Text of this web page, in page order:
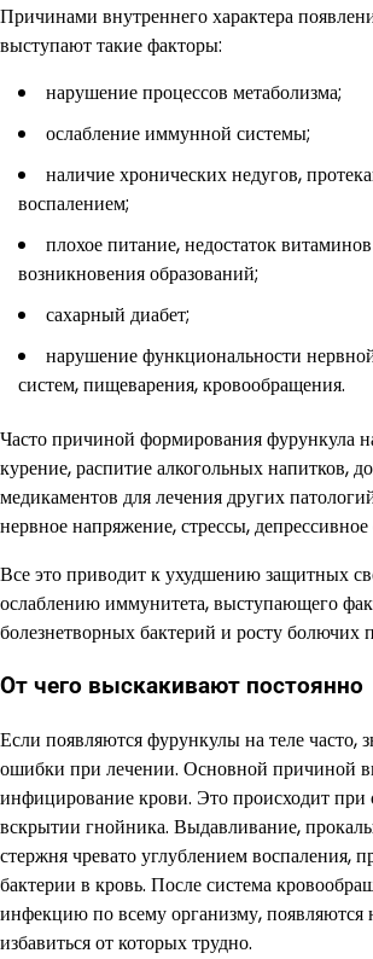
Причинами внутреннего характера
выступают такие факторы:
нарушение процессов метаболизма;
ослабление иммунной системы;
наличие хронических недугов,
воспалением;
плохое питание, недостаток
возникновения образований;
сахарный диабет;
нарушение функциональности
систем, пищеварения, кровообращения.
Часто причиной формирования фурункула
курение, распитие алкогольных напитков,
медикаментов для лечения других
нервное напряжение, стрессы, депрессивное
Все это приводит к ухудшению защитных
ослаблению иммунитета, выступающего
болезнетворных бактерий и росту болючих
От чего выскакивают постоянно
Если появляются фурункулы на теле часто,
ошибки при лечении. Основной причиной
инфицирование крови. Это происходит при
вскрытии гнойника. Выдавливание,
стержня чревато углублением воспаления,
бактерии в кровь. После система
инфекцию по всему организму, появляются
избавиться от которых трудно.